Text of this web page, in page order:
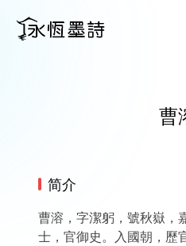
曹
简介
曹溶，字潔躬，號秋嶽，
士，官御史。入國朝，歷